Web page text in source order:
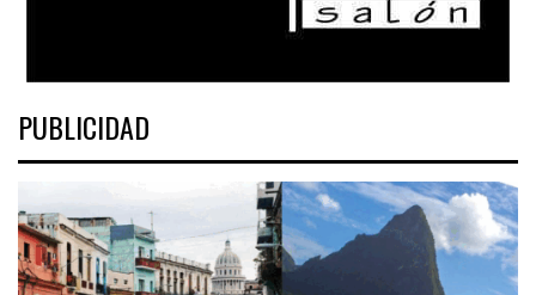
PUBLICIDAD